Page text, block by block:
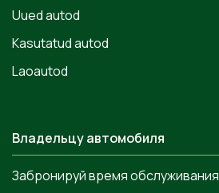
Uued autod
Kasutatud autod
Laoautod
Владельцу автомобиля
Забронируй время обслуживания